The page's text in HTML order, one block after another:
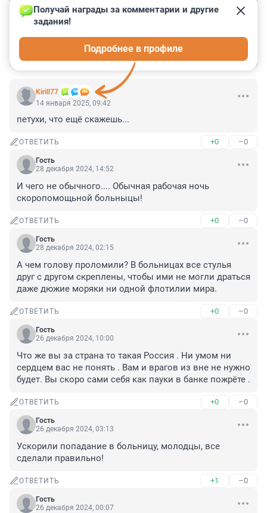
Kirill77
Получай награды за комментарии и другие
задания!
Подробнее в профиле
14 января 2025, 09:42
петухи, что ещё скажешь...
ОТВЕТИТЬ +0 –0
Гость
28 декабря 2024, 14:52
И чего не обычного.... Обычная рабочая ночь
скоропомощьной больныцы!
ОТВЕТИТЬ +0 –0
Гость
28 декабря 2024, 02:15
А чем голову проломили? В больницах все стулья
друг с другом скреплены, чтобы ими не могли драться
даже дюжие моряки ни одной флотилии мира.
ОТВЕТИТЬ +0 –0
Гость
26 декабря 2024, 10:00
Что же вы за страна то такая Россия . Ни умом ни
сердцем вас не понять . Вам и врагов из вне не нужно
будет. Вы скоро сами себя как пауки в банке пожрёте .
ОТВЕТИТЬ +0 –0
Гость
26 декабря 2024, 03:13
Ускорили попадание в больницу, молодцы, все
сделали правильно!
ОТВЕТИТЬ +1 –0
Гость
26 декабря 2024, 00:07